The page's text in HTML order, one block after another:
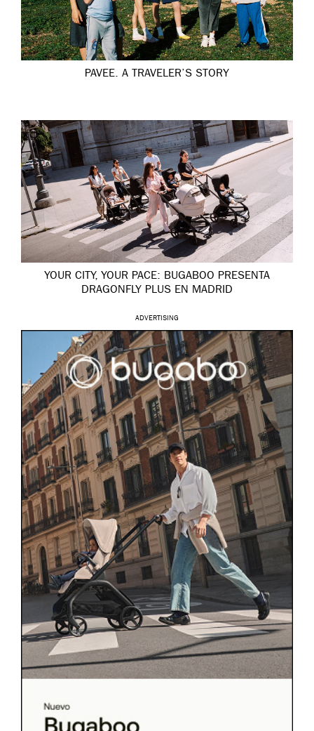
PAVEE. A TRAVELER’S STORY
YOUR CITY, YOUR PACE: BUGABOO PRESENTA
DRAGONFLY PLUS EN MADRID
ADVERTISING